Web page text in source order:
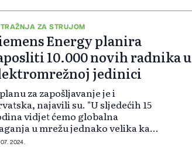
su na 8,8 mil...
ZA STRUJOM
Energy planira
10.000 novih radnika u
jedinici
za zapošljavanje je i
najavili su. "U sljedećih 15
vidjet ćemo globalna
u mrežu jednako velika kao
u posljednjih 150 godina", rekao
2024.